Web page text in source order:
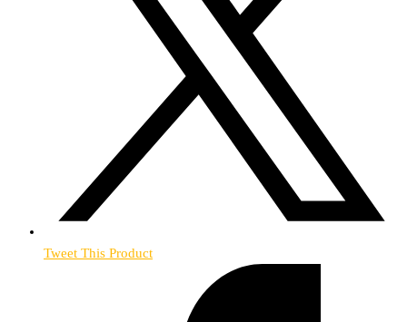
Tweet This Product